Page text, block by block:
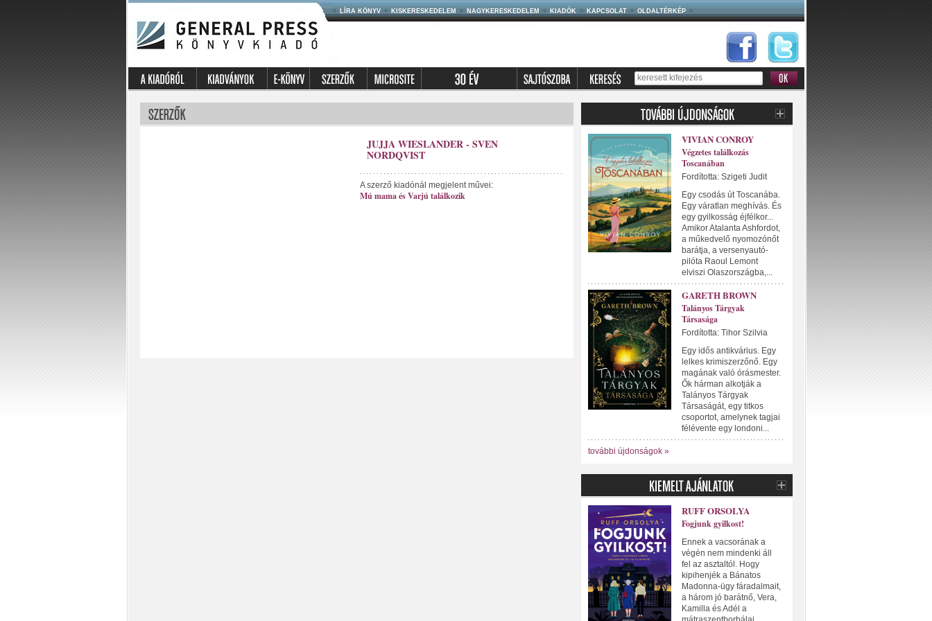
LÍRA KÖNYV KISKERESKEDELEM NAGYKERESKEDELEM KIADÓK KAPCSOLAT OLDALTÉRKÉP
JUJJA WIESLANDER - SVEN
NORDQVIST
A szerző kiadónál megjelent művei:
Mú mama és Varjú találkozik
VIVIAN CONROY
Végzetes találkozás
Toscanában
Fordította: Szigeti Judit
Egy csodás út Toscanába.
Egy váratlan meghívás. És
egy gyilkosság éjfélkor...
Amikor Atalanta Ashfordot,
a műkedvelő nyomozónőt
barátja, a versenyautó-
pilóta Raoul Lemont
elviszi Olaszországba,...
GARETH BROWN
Talányos Tárgyak
Társasága
Fordította: Tihor Szilvia
Egy idős antikvárius. Egy
lelkes krimiszerzőnő. Egy
magának való órásmester.
Ők hárman alkotják a
Talányos Tárgyak
Társaságát, egy titkos
csoportot, amelynek tagjai
félévente egy londoni...
további újdonságok »
RUFF ORSOLYA
Fogjunk gyilkost!
Ennek a vacsorának a
végén nem mindenki áll
fel az asztaltól. Hogy
kipihenjék a Bánatos
Madonna-ügy fáradalmait,
a három jó barátnő, Vera,
Kamilla és Adél a